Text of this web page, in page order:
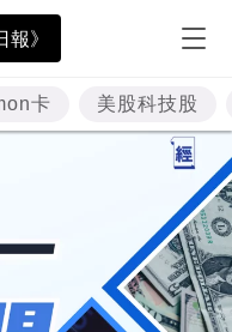
》
卡 美股科技股